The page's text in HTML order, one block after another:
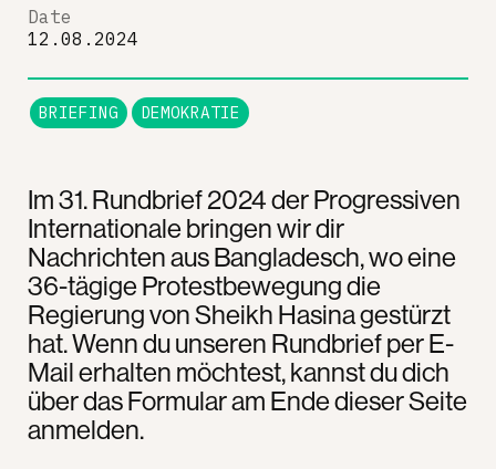
Im 31. Rundbrief 2024 der Progressiven
Internationale bringen wir dir
Nachrichten aus Bangladesch, wo eine
36-tägige Protestbewegung die
Regierung von Sheikh Hasina gestürzt
hat. Wenn du unseren Rundbrief per E-
Mail erhalten möchtest, kannst du dich
über das Formular am Ende dieser Seite
anmelden.
Date
12.08.2024
BRIEFING DEMOKRATIE